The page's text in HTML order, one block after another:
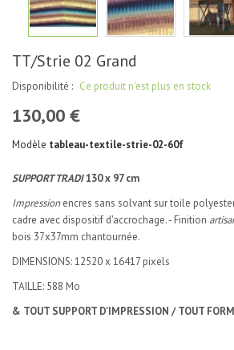
TT/Strie 02 Grand
Disponibilité : Ce produit n'est plus en stock
130,00 €
Modèle tableau-textile-strie-02-60f
SUPPORT TRADI130 x 97 cm
Impressionencres sans solvant sur toile
cadre avec dispositif d'accrochage. - Finition
bois 37x37mm chantournée.
DIMENSIONS: 12520 x 16417 pixels
TAILLE: 588 Mo
& TOUT SUPPORT D'IMPRESSION / TOUT